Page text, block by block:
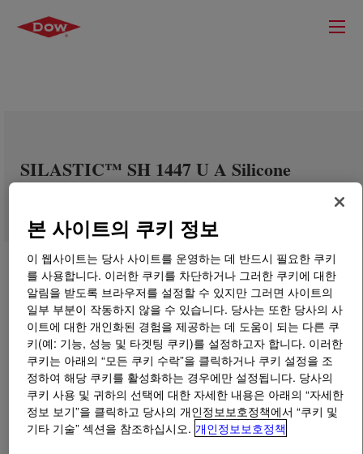
SILASTIC™ SH 1447 U A Silicone
Rubber
무엇입니까 SILASTIC™ SH 1447 U A Silicone
Rubber?
본 사이트의 쿠키 정보
이 웹사이트는 당사 사이트를 운영하는 데 반드시 필요한 쿠키
를 사용합니다. 이러한 쿠키를 차단하거나 그러한 쿠키에 대한
알림을 받도록 브라우저를 설정할 수 있지만 그러면 사이트의
일부 부분이 작동하지 않을 수 있습니다. 당사는 또한 당사의 사
이트에 대한 개인화된 경험을 제공하는 데 도움이 되는 다른 쿠
키(예: 기능, 성능 및 타겟팅 쿠키)를 설정하고자 합니다. 이러한
쿠키는 아래의 “모든 쿠키 수락”을 클릭하거나 쿠키 설정을 조
정하여 해당 쿠키를 활성화하는 경우에만 설정됩니다. 당사의
쿠키 사용 및 귀하의 선택에 대한 자세한 내용은 아래의 “자세한
정보 보기”을 클릭하고 당사의 개인정보보호정책에서 “쿠키 및
기타 기술” 섹션을 참조하십시오. 개인정보보호정책